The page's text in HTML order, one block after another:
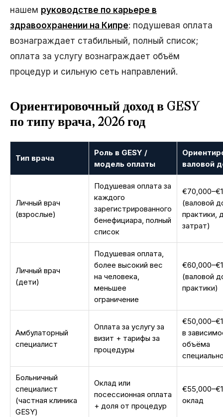
нашем руководстве по карьере в
здравоохранении на Кипре: подушевая оплата
вознаграждает стабильный, полный список;
оплата за услугу вознаграждает объём
процедур и сильную сеть направлений.
Ориентировочный доход в GESY
по типу врача, 2026 год
Тип врача
Роль в GESY /
модель оплаты
валовой
Личный врач
(взрослые)
Подушевая оплата за
каждого
зарегистрированного
бенефициара, полный
список
(валовой
практики,
затрат)
Личный врач
(дети)
Подушевая оплата,
более высокий вес
на человека,
меньшее
ограничение
(валовой
практики)
Амбулаторный
специалист
Оплата за услугу за
визит + тарифы за
процедуры
в
объёма
Больничный
специалист
(частная клиника
GESY)
Оклад или
посессионная оплата
+ доля от процедур
оклад